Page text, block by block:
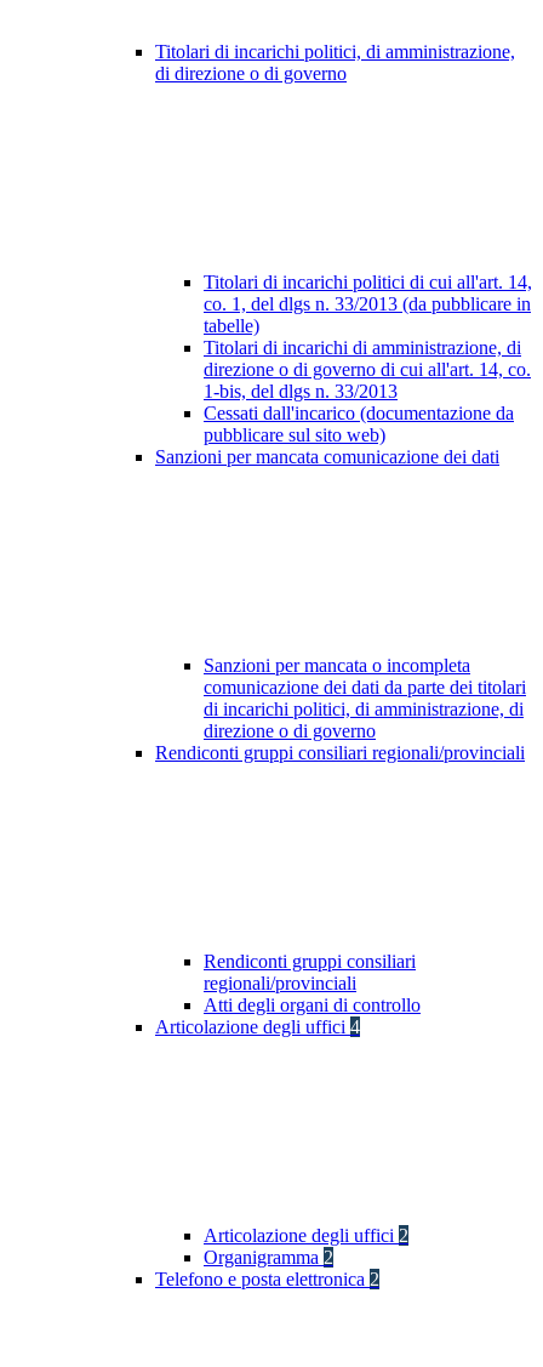
Titolari di incarichi politici, di amministrazione,
di direzione o di governo
Titolari di incarichi politici di cui all'art. 14,
co. 1, del dlgs n. 33/2013 (da pubblicare in
tabelle)
Titolari di incarichi di amministrazione, di
direzione o di governo di cui all'art. 14, co.
1-bis, del dlgs n. 33/2013
Cessati dall'incarico (documentazione da
pubblicare sul sito web)
Sanzioni per mancata comunicazione dei dati
Sanzioni per mancata o incompleta
comunicazione dei dati da parte dei titolari
di incarichi politici, di amministrazione, di
direzione o di governo
Rendiconti gruppi consiliari regionali/provinciali
Rendiconti gruppi consiliari
regionali/provinciali
Atti degli organi di controllo
Articolazione degli uffici 4
Articolazione degli uffici 2
Organigramma 2
Telefono e posta elettronica 2